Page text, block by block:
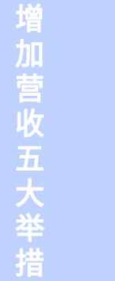
增
加
营
收
五
大
举
措